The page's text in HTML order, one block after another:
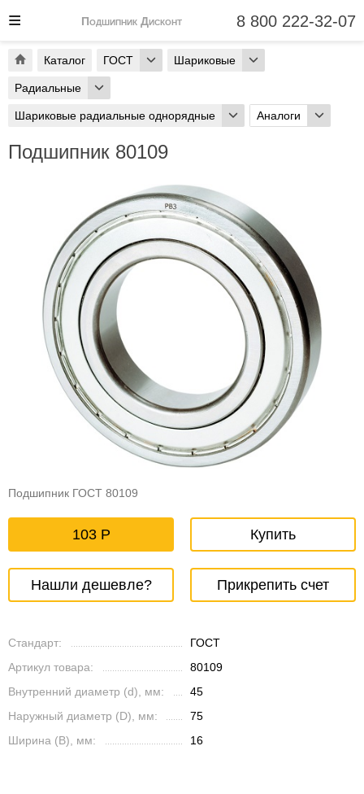
Каталог ГОСТ Шариковые
Радиальные
Шариковые радиальные однорядные Аналоги
Подшипник 80109
Подшипник ГОСТ 80109
103 Купить
Нашли дешевле? Прикрепить счет
Стандарт:
ГОСТ
Артикул товара:
80109
Внутренний диаметр (d), мм:
45
Наружный диаметр (D), мм:
75
Ширина (B), мм:
16
Подшипник Дисконт 8 800 222-32-07